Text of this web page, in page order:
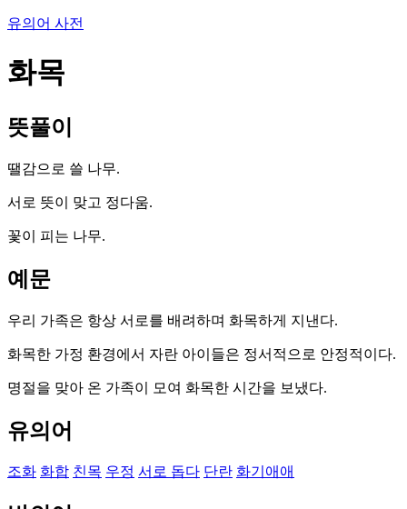
유의어 사전
화목
뜻풀이
땔감으로 쓸 나무.
서로 뜻이 맞고 정다움.
꽃이 피는 나무.
예문
우리 가족은 항상 서로를 배려하며 화목하게 지낸다.
화목한 가정 환경에서 자란 아이들은 정서적으로 안정적이다.
명절을 맞아 온 가족이 모여 화목한 시간을 보냈다.
유의어
조화 화합 친목 우정 서로 돕다 단란 화기애애